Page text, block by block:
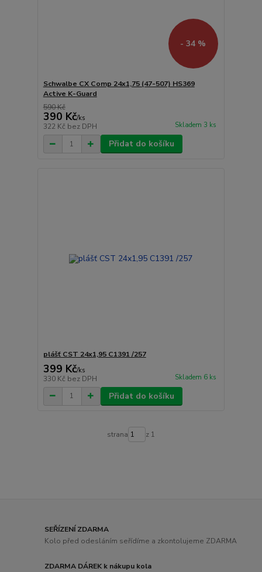
- 34 %
Schwalbe CX Comp 24x1,75 (47-507) HS369
Active K-Guard
590 Kč
390 Kč/ks
322 Kč bez DPH Skladem 3 ks
Přidat do košíku
plášť CST 24x1,95 C1391 /257
399 Kč/ks
330 Kč bez DPH Skladem 6 ks
Přidat do košíku
strana z 1
SEŘÍZENÍ ZDARMA
Kolo před odesláním seřídíme a zkontolujeme ZDARMA
ZDARMA DÁREK k nákupu kola